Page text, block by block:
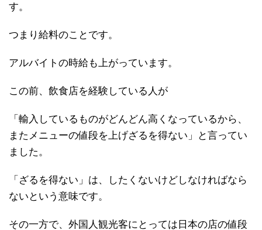
す。
つまり給料のことです。
アルバイトの時給も上がっています。
この前、飲食店を経験している人が
「輸入しているものがどんどん高くなっているから、
またメニューの値段を上げざるを得ない」と言ってい
ました。
「ざるを得ない」は、したくないけどしなければなら
ないという意味です。
その一方で、外国人観光客にとっては日本の店の値段